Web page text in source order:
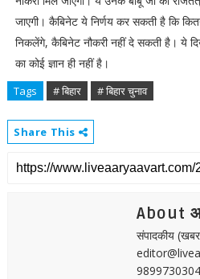
जाएगी। कैबिनेट ये निर्णय कर सकती है कि
निकलेंगे, कैबिनेट नौकरी नहीं दे सकती है। ये
का कोई ज्ञान ही नहीं है।
Tags # बिहार # बिहार चुनाव
Share This
About
संपादकीय